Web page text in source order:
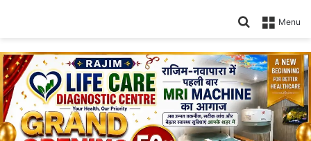
Menu
Search